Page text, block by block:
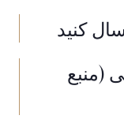
کنید
(منبع